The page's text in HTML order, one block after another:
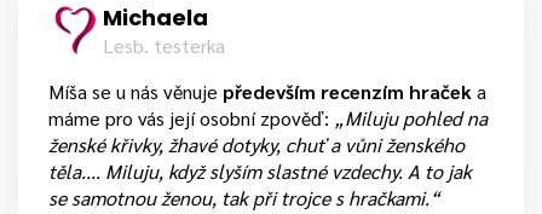
Michaela
Lesb. testerka
Míša se u nás věnuje především recenzím hraček a
máme pro vás její osobní zpověď: „Miluju pohled na
ženské křivky, žhavé dotyky, chuť a vůni ženského
těla.... Miluju, když slyším slastné vzdechy. A to jak
se samotnou ženou, tak při trojce s hračkami.“